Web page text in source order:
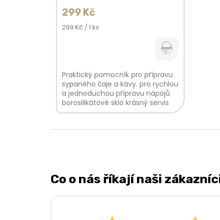
299 Kč
Měrná
299 Kč / 1 ks
Praktický pomocník pro přípravu
sypaného čaje a kávy. pro rychlou
a jednoduchou přípravu nápojů
borosilikátové sklo krásný servis
pro vaše nápoje
Co o nás říkají naši